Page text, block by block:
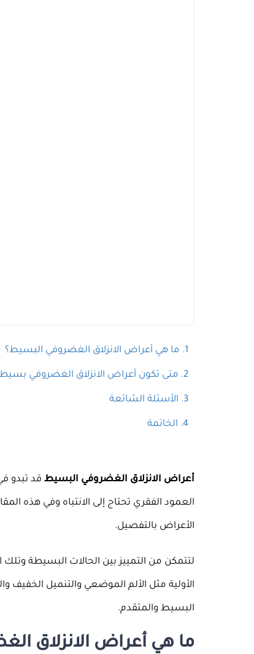
ما هي أعراض الانزلاق الغضروفي البسيط؟
متى تكون أعراض الانزلاق الغضروفي
الأسئلة الشائعة
الخاتمة
أعراض الانزلاق الغضروفي البسيط قد تبدو
العمود الفقري تحتاج إلى الانتباه وفي هذه
الأعراض بالتفصيل.
لتتمكن من التمييز بين الحالات البسيطة
الأولية مثل الألم الموضعي والتنميل
البسيط والمتقدم.
ما هي أعراض الانزلاق